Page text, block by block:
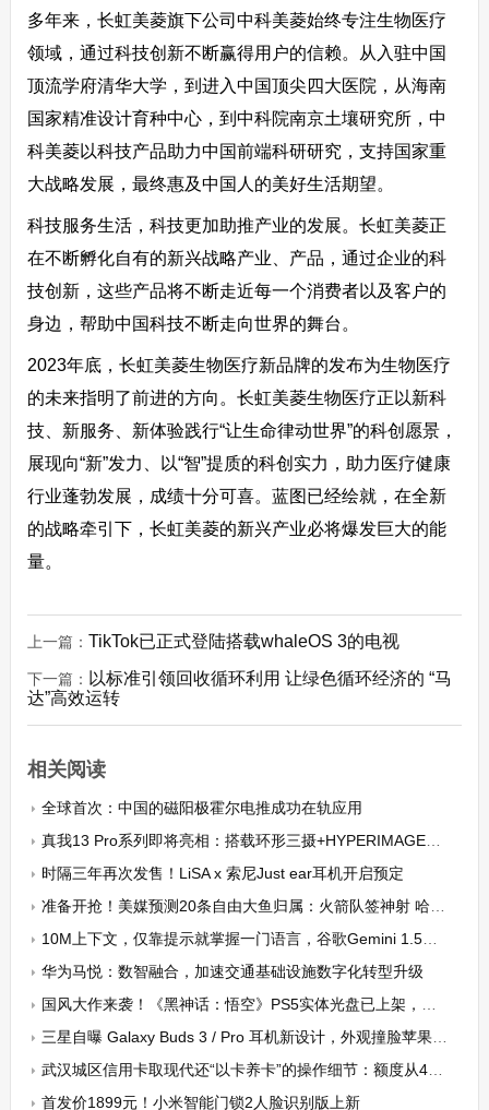
多年来，长虹美菱旗下公司中科美菱始终专注生物医疗
领域，通过科技创新不断赢得用户的信赖。从入驻中国
顶流学府清华大学，到进入中国顶尖四大医院，从海南
国家精准设计育种中心，到中科院南京土壤研究所，中
科美菱以科技产品助力中国前端科研研究，支持国家重
大战略发展，最终惠及中国人的美好生活期望。
科技服务生活，科技更加助推产业的发展。长虹美菱正
在不断孵化自有的新兴战略产业、产品，通过企业的科
技创新，这些产品将不断走近每一个消费者以及客户的
身边，帮助中国科技不断走向世界的舞台。
2023年底，长虹美菱生物医疗新品牌的发布为生物医疗
的未来指明了前进的方向。长虹美菱生物医疗正以新科
技、新服务、新体验践行“让生命律动世界”的科创愿景，
展现向“新”发力、以“智”提质的科创实力，助力医疗健康
行业蓬勃发展，成绩十分可喜。蓝图已经绘就，在全新
的战略牵引下，长虹美菱的新兴产业必将爆发巨大的能
量。
上一篇： TikTok已正式登陆搭载whaleOS 3的电视
下一篇： 以标准引领回收循环利用 让绿色循环经济的 “马
达”高效运转
相关阅读
全球首次：中国的磁阳极霍尔电推成功在轨应用
真我13 Pro系列即将亮相：搭载环形三摄+HYPERIMAGE+影像
时隔三年再次发售！LiSA x 索尼Just ear耳机开启预定
准备开抢！美媒预测20条自由大鱼归属：火箭队签神射 哈登留快船
10M上下文，仅靠提示就掌握一门语言，谷歌Gemini 1.5被OpenAI抢头条真冤
华为马悦：数智融合，加速交通基础设施数字化转型升级
国风大作来袭！《黑神话：悟空》PS5实体光盘已上架，售价约462元
三星自曝 Galaxy Buds 3 / Pro 耳机新设计，外观撞脸苹果 AirPods
武汉城区信用卡取现代还“以卡养卡”的操作细节：额度从4000涨到17万只用3个月
首发价1899元！小米智能门锁2人脸识别版上新